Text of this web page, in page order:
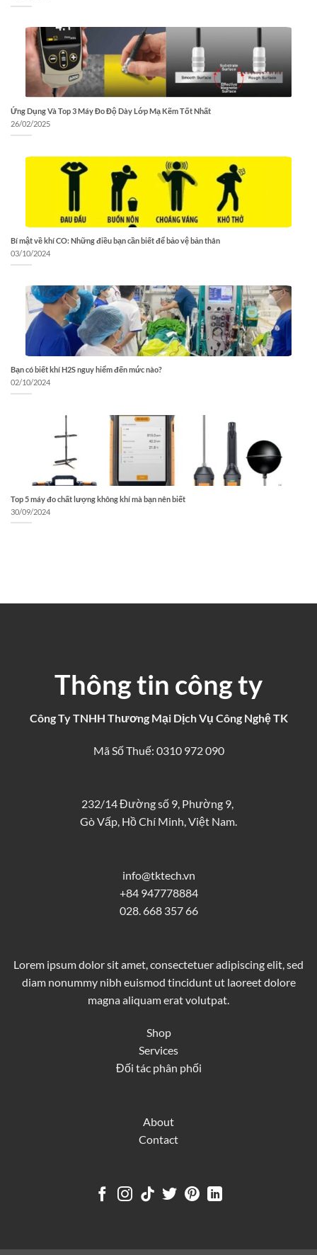
Ứng Dụng Và Top 3 Máy Đo Độ Dày Lớp Mạ Kẽm Tốt Nhất
26/02/2025
Bí mật về khí CO: Những điều bạn cần biết để bảo vệ bản thân
03/10/2024
Bạn có biết khí H2S nguy hiểm đến mức nào?
02/10/2024
Top 5 máy đo chất lượng không khí mà bạn nên biết
30/09/2024
Thông tin công ty
Công Ty TNHH Thương Mại Dịch Vụ Công Nghệ TK
Mã Số Thuế: 0310 972 090
232/14 Đường số 9, Phường 9,
Gò Vấp, Hồ Chí Minh, Việt Nam.
info@tktech.vn
+84 947778884
028. 668 357 66
Lorem ipsum dolor sit amet, consectetuer adipiscing elit, sed
diam nonummy nibh euismod tincidunt ut laoreet dolore
magna aliquam erat volutpat.
Shop
Services
Đối tác phân phối
About
Contact